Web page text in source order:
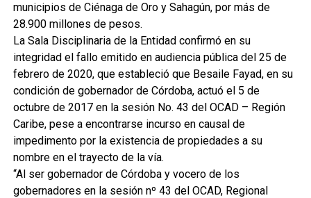
municipios de Ciénaga de Oro y Sahagún, por más de
28.900 millones de pesos.
La Sala Disciplinaria de la Entidad confirmó en su
integridad el fallo emitido en audiencia pública del 25 de
febrero de 2020, que estableció que Besaile Fayad, en su
condición de gobernador de Córdoba, actuó el 5 de
octubre de 2017 en la sesión No. 43 del OCAD – Región
Caribe, pese a encontrarse incurso en causal de
impedimento por la existencia de propiedades a su
nombre en el trayecto de la vía.
“Al ser gobernador de Córdoba y vocero de los
gobernadores en la sesión nº 43 del OCAD, Regional